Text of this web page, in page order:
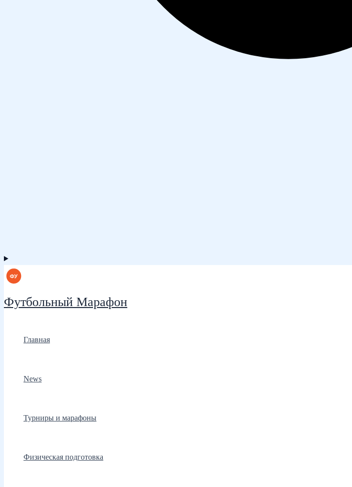
Футбольный Марафон
Главная
News
Турниры и марафоны
Физическая подготовка